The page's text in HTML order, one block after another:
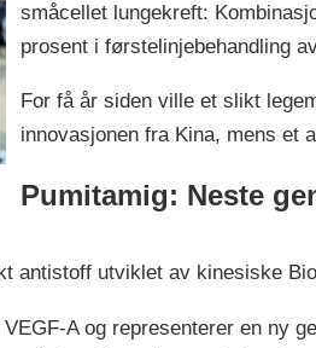
småcellet lungekreft:
prosent i førstelinjebehandling
For få år siden ville et slikt
innovasjonen fra Kina, mens et
Pumitamig: Neste
antistoff utviklet av kinesiske
A og representerer en ny